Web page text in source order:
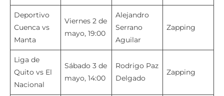
Deportivo
Cuenca vs
Manta
Viernes 2 de
mayo, 19:00
Alejandro
Serrano
Aguilar
Zapping
Liga de
Quito vs El
Nacional
Sábado 3 de
mayo, 14:00
Rodrigo Paz
Delgado
Zapping